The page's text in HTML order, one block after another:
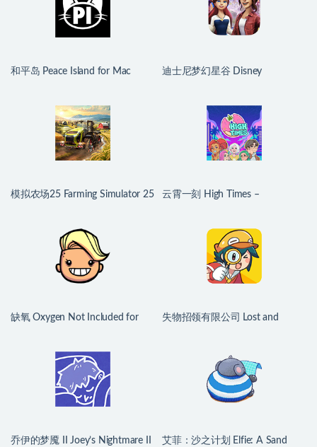
和平岛 Peace Island for Mac
迪士尼梦幻星谷 Disney
模拟农场25 Farming Simulator 25
云霄一刻 High Times –
缺氧 Oxygen Not Included for
失物招领有限公司 Lost and
乔伊的梦魇 II Joey’s Nightmare II
艾菲：沙之计划 Elfie: A Sand